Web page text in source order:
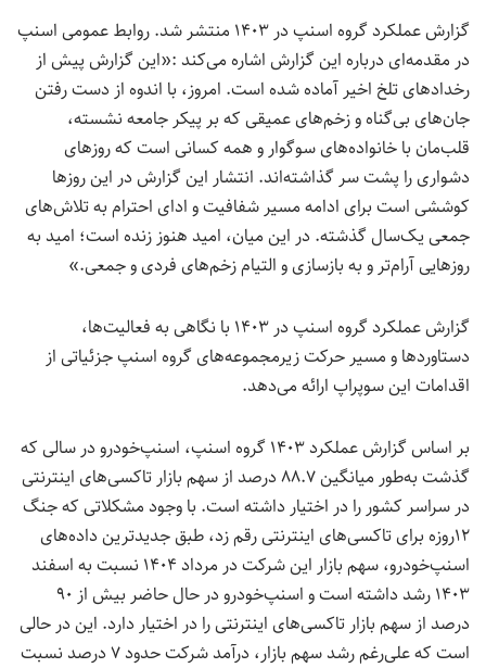
گزارش عملکرد گروه اسنپ در ۱۴۰۳ منتشر شد. روابط عمومی اسنپ
در مقدمه‌ای درباره این گزارش اشاره می‌کند :«این گزارش پیش از
رخدادهای تلخ اخیر آماده شده است. امروز، با اندوه از دست رفتن
جان‌های بی‌گناه و زخم‌های عمیقی که بر پیکر جامعه نشسته،
قلب‌مان با خانواده‌های سوگوار و همه کسانی است که روزهای
دشواری را پشت سر گذاشته‌اند. انتشار این گزارش در این روزها
کوششی است برای ادامه مسیر شفافیت و ادای احترام به تلاش‌های
جمعی یک‌سال گذشته. در این میان، امید هنوز زنده است؛ امید به
روزهایی آرام‌تر و به بازسازی و التیام زخم‌های فردی و جمعی.»
گزارش عملکرد گروه اسنپ در ۱۴۰۳ با نگاهی به فعالیت‌ها،
دستاوردها و مسیر حرکت زیرمجموعه‌های گروه اسنپ جزئیاتی از
اقدامات این سوپراپ ارائه می‌دهد.
بر اساس گزارش عملکرد ۱۴۰۳ گروه اسنپ، اسنپ‌خودرو در سالی که
گذشت به‌طور میانگین ۸۸.۷ درصد از سهم بازار تاکسی‌های اینترنتی
در سراسر کشور را در اختیار داشته است. با وجود مشکلاتی که جنگ
۱۲روزه برای تاکسی‌های اینترنتی رقم زد، طبق جدیدترین داده‌های
اسنپ‌خودرو، سهم بازار این شرکت در مرداد ۱۴۰۴ نسبت به اسفند
۱۴۰۳ رشد داشته است و اسنپ‌خودرو در حال حاضر بیش از ۹۰
درصد از سهم بازار تاکسی‌های اینترنتی را در اختیار دارد. این در حالی
است که علی‌رغم رشد سهم بازار، درآمد شرکت حدود ۷ درصد نسبت